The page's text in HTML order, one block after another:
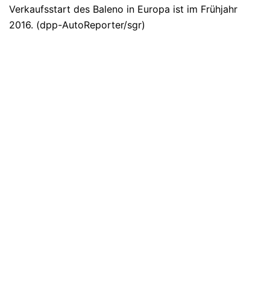
Verkaufsstart des Baleno in Europa ist im Frühjahr
2016. (dpp-AutoReporter/sgr)